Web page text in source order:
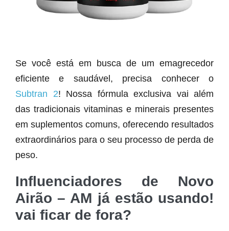
Se você está em busca de um emagrecedor
eficiente e saudável, precisa conhecer o
Subtran 2! Nossa fórmula exclusiva vai além
das tradicionais vitaminas e minerais presentes
em suplementos comuns, oferecendo resultados
extraordinários para o seu processo de perda de
peso.
Influenciadores de Novo
Airão – AM já estão usando!
vai ficar de fora?